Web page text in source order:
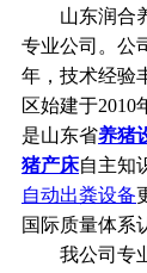
山东润合养
专业公司。公
年，技术经验
区始建于2010
是山东省养猪
猪产床自主知
自动出粪设备
国际质量体系
我公司专